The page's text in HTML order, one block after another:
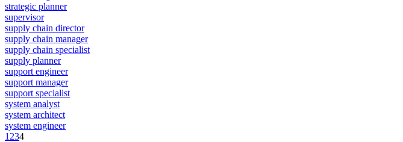
strategic planner
supervisor
supply chain director
supply chain manager
supply chain specialist
supply planner
support engineer
support manager
support specialist
system analyst
system architect
system engineer
1 234